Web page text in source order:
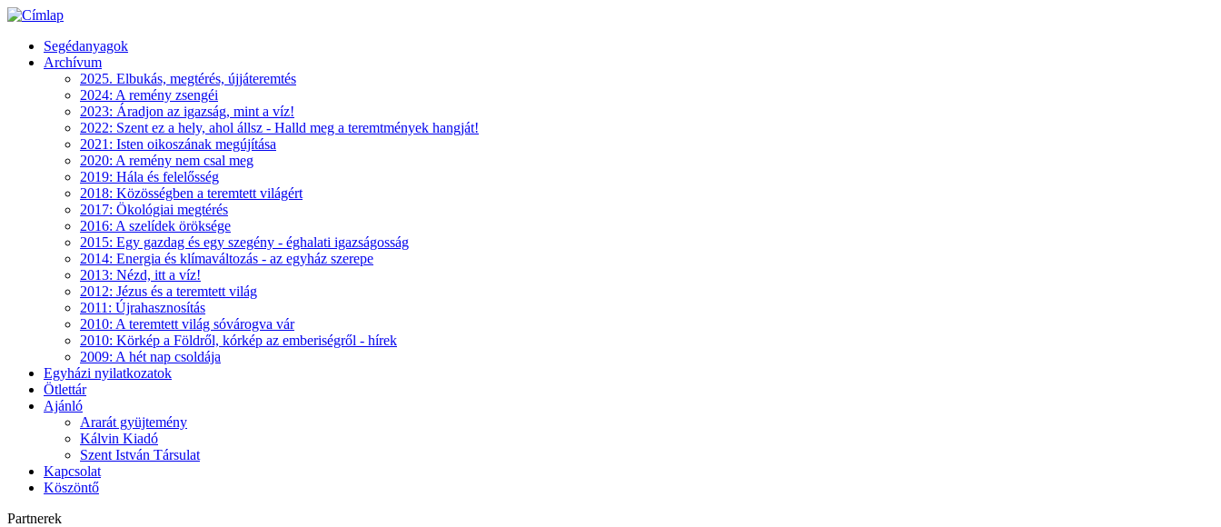
Segédanyagok
Archívum
2025. Elbukás, megtérés, újjáteremtés
2024: A remény zsengéi
2023: Áradjon az igazság, mint a víz!
2022: Szent ez a hely, ahol állsz - Halld meg a teremtmények hangját!
2021: Isten oikoszának megújítása
2020: A remény nem csal meg
2019: Hála és felelősség
2018: Közösségben a teremtett világért
2017: Ökológiai megtérés
2016: A szelídek öröksége
2015: Egy gazdag és egy szegény - éghalati igazságosság
2014: Energia és klímaváltozás - az egyház szerepe
2013: Nézd, itt a víz!
2012: Jézus és a teremtett világ
2011: Újrahasznosítás
2010: A teremtett világ sóvárogva vár
2010: Körkép a Földről, kórkép az emberiségről - hírek
2009: A hét nap csoldája
Egyházi nyilatkozatok
Ötlettár
Ajánló
Ararát gyüjtemény
Kálvin Kiadó
Szent István Társulat
Kapcsolat
Köszöntő
Partnerek